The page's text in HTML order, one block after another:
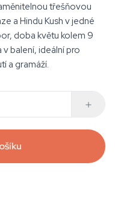
třešňovou
a Hindu Kush v jedné
doba květu kolem 9
v balení, ideální pro
a gramáží.